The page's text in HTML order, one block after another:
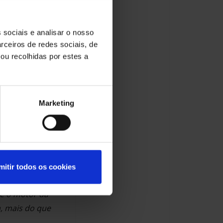
sociais e analisar o nosso
de redes sociais, de
recolhidas por estes a
Marketing
todos os cookies
sobre
ocorrer no
deste ano de
a Supply
as
o motor da
mais do que